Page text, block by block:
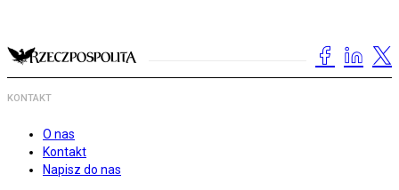
KONTAKT
O nas
Kontakt
Napisz do nas